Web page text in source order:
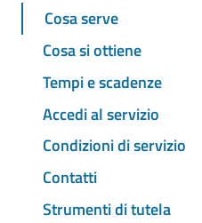
Cosa serve
Cosa si ottiene
Tempi e scadenze
Accedi al servizio
Condizioni di servizio
Contatti
Strumenti di tutela